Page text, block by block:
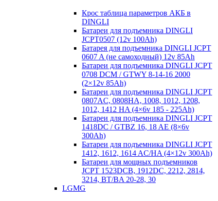
Крос таблица параметров АКБ в
DINGLI
Батареи для подъемника DINGLI
JCPT0507 (12v 100Ah)
Батарея для подъемника DINGLI JCPT
0607 A (не самоходный) 12v 85Ah
Батареи для подъемника DINGLI JCPT
0708 DCM / GTWY 8-14-16 2000
(2×12v 85Ah)
Батареи для подъемника DINGLI JCPT
0807AC, 0808HA, 1008, 1012, 1208,
1012, 1412 HA (4×6v 185 - 225Ah)
Батареи для подъемника DINGLI JCPT
1418DC / GTBZ 16, 18 AE (8×6v
300Ah)
Батареи для подъемника DINGLI JCPT
1412, 1612, 1614 AC/HA (4×12v 300Ah)
Батареи для мощных подъемников
JCPT 1523DCB, 1912DC, 2212, 2814,
3214, BT/BA 20-28, 30
LGMG